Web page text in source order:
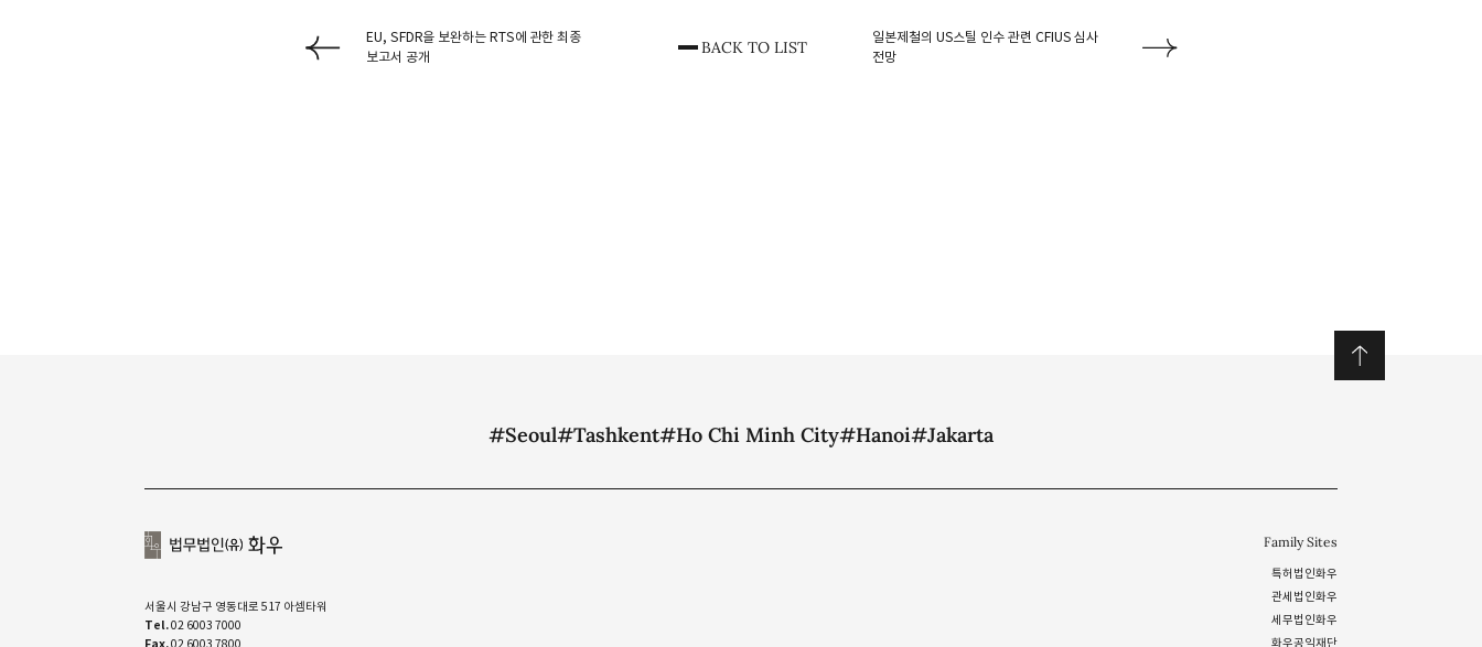
EU, SFDR을 보완하는 RTS에 관한 최종
보고서 공개
BACK TO LIST
일본제철의 US스틸 인수 관련 CFIUS 심사
전망
#Seoul#Tashkent#Ho Chi Minh City#Hanoi#Jakarta
서울시 강남구 영동대로 517 아셈타워
Tel.02 6003 7000
Family Sites
특허법인화우
관세법인화우
세무법인화우
화우공익재단